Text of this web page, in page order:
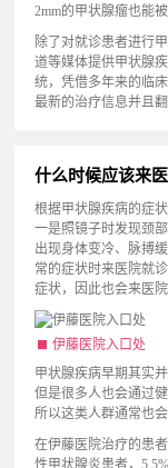
2mm的甲状腺瘤也能被
除了对就诊患者进行
道等媒体提供甲状腺
统，凭借多年来的临
最新的治疗信息并且
什么时候应该来医
根据甲状腺疾病的症
一是照镜子时发现颈
出现身体变冷、脉搏
常的症状时来医院就
症状，因此也会来医院
伊藤医院入口处
甲状腺疾病早期其实
但是很多人也会通过
所以这类人群通常也
在伊藤医院治疗的患
性甲状腺炎患者，